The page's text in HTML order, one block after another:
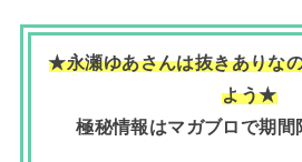
★永瀬ゆあさんは抜きありな
よう★
極秘情報はマガブロで期間